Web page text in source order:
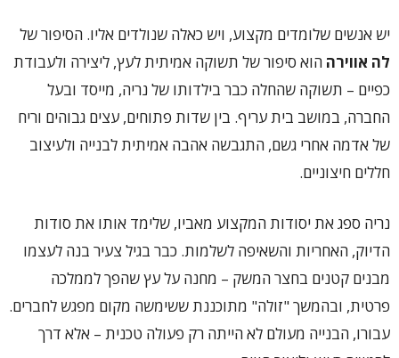
יש אנשים שלומדים מקצוע, ויש כאלה שנולדים אליו. הסיפור של
לה אווירה הוא סיפור של תשוקה אמיתית לעץ, ליצירה ולעבודת
כפיים – תשוקה שהחלה כבר בילדותו של נריה, מייסד ובעל
החברה, במושב בית עריף. בין שדות פתוחים, עצים גבוהים וריח
של אדמה אחרי גשם, התגבשה אהבה אמיתית לבנייה ולעיצוב
חללים חיצוניים.
נריה ספג את יסודות המקצוע מאביו, שלימד אותו את סודות
הדיוק, האחריות והשאיפה לשלמות. כבר בגיל צעיר בנה לעצמו
מבנים קטנים בחצר המשק – מחנה על עץ שהפך לממלכה
פרטית, ובהמשך "זולה" מתוכננת ששימשה מקום מפגש לחברים.
עבורו, הבנייה מעולם לא הייתה רק פעולה טכנית – אלא דרך